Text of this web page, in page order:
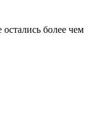
более чем